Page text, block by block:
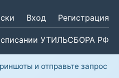
Вход Регистрация
УТИЛЬСБОРА РФ
и отправьте запрос